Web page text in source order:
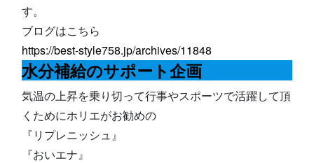
す。
ブログはこちら
https://best-style758.jp/archives/11848
水分補給のサポート企画
気温の上昇を乗り切って行事やスポーツで活躍して頂
くためにホリエがお勧めの
『リプレニッシュ』
『おいエナ』